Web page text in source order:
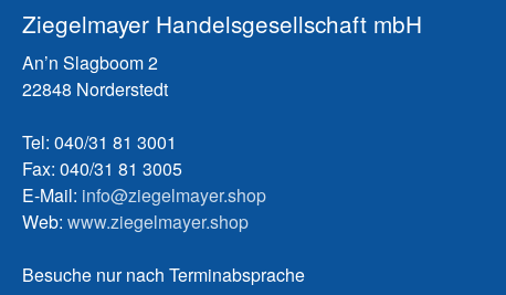
Ziegelmayer Handelsgesellschaft mbH
An’n Slagboom 2
22848 Norderstedt
Tel: 040/31 81 3001
Fax: 040/31 81 3005
E-Mail: info@ziegelmayer.shop
Web: www.ziegelmayer.shop
Besuche nur nach Terminabsprache